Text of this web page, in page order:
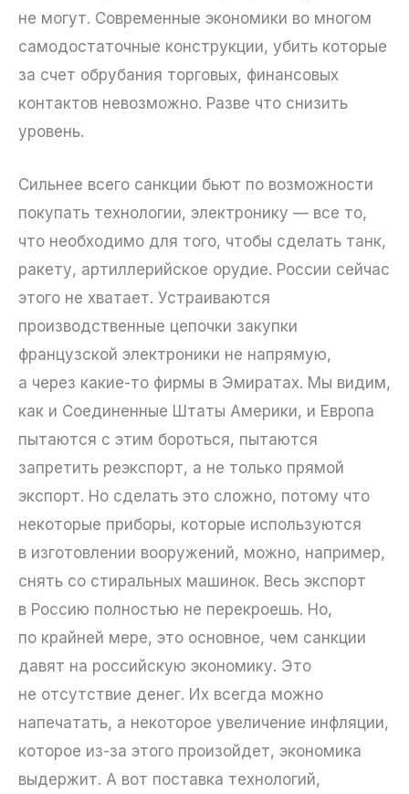
не могут. Современные экономики во многом
самодостаточные конструкции, убить которые
за счет обрубания торговых, финансовых
контактов невозможно. Разве что снизить
уровень.
Сильнее всего санкции бьют по возможности
покупать технологии, электронику — все то,
что необходимо для того, чтобы сделать танк,
ракету, артиллерийское орудие. России сейчас
этого не хватает. Устраиваются
производственные цепочки закупки
французской электроники не напрямую,
а через какие-то фирмы в Эмиратах. Мы видим,
как и Соединенные Штаты Америки, и Европа
пытаются с этим бороться, пытаются
запретить реэкспорт, а не только прямой
экспорт. Но сделать это сложно, потому что
некоторые приборы, которые используются
в изготовлении вооружений, можно, например,
снять со стиральных машинок. Весь экспорт
в Россию полностью не перекроешь. Но,
по крайней мере, это основное, чем санкции
давят на российскую экономику. Это
не отсутствие денег. Их всегда можно
напечатать, а некоторое увеличение инфляции,
которое из-за этого произойдет, экономика
выдержит. А вот поставка технологий,